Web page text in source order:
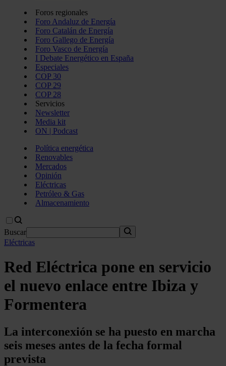
Foros regionales
Foro Andaluz de Energía
Foro Catalán de Energía
Foro Gallego de Energía
Foro Vasco de Energía
I Debate Energético en España
Especiales
COP 30
COP 29
COP 28
Servicios
Newsletter
Media kit
ON | Podcast
Política energética
Renovables
Mercados
Opinión
Eléctricas
Petróleo & Gas
Almacenamiento
Buscar
Eléctricas
Red Eléctrica pone en servicio
el nuevo enlace entre Ibiza y
Formentera
La interconexión se ha puesto en marcha
seis meses antes de la fecha formal
prevista